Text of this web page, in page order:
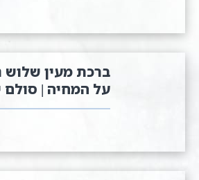
ברכת מעין שלוש
על המחיה | סולם